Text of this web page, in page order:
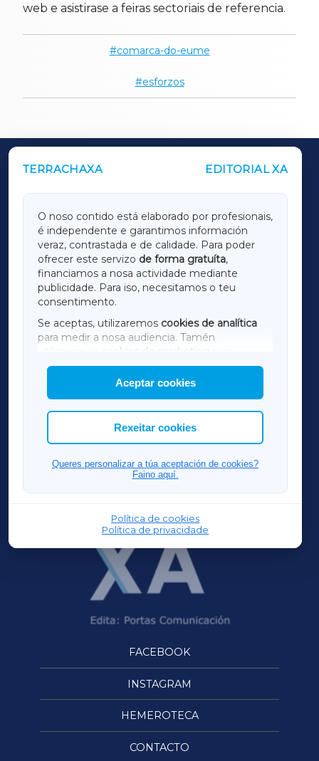
web e asistirase a feiras sectoriais de referencia.
comarca-do-eume
esforzos
TERRACHAXA EDITORIAL XA
O noso contido está elaborado por profesionais,
é independente e garantimos información
veraz, contrastada e de calidade. Para poder
ofrecer este servizo de forma gratuíta,
financiamos a nosa actividade mediante
publicidade. Para iso, necesitamos o teu
consentimento.
Se aceptas, utilizaremos cookies de analítica
para medir a nosa audiencia. Tamén
utilizaremos
cookies de marketing
mostrar publicidade de terceiros.
Así mesmo, podes personalizar a elección das
cookies que desexas permitir.
Aceptar cookies
Rexeitar cookies
Queres personalizar a túa aceptación de cookies?
Faino aquí.
Política de cookies
Política de privacidade
OUTROS PERIÓDICOS
LUGOXA
TERRACHAXA
AMARIÑAXA
RIBEIRASACRAXA
ACORUÑAXA
FERROLXA
OURENSEXA
FACEBOOK
INSTAGRAM
HEMEROTECA
CONTACTO